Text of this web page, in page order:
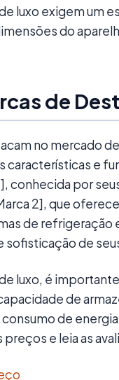
luxo exigem um
do
de
no mercado
e
conhecida por
2], que
de refrigeração
sofisticação de
luxo, é
de
de
e leia as